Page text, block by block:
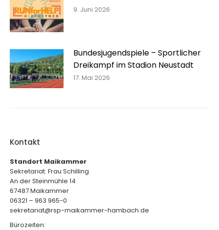
9. Juni 2026
Bundesjugendspiele – Sportlicher
Dreikampf im Stadion Neustadt
17. Mai 2026
Kontakt
Standort Maikammer
Sekretariat: Frau Schilling
An der Steinmühle 14
67487 Maikammer
06321 – 963 965-0
sekretariat@rsp-maikammer-hambach.de
Bürozeiten: